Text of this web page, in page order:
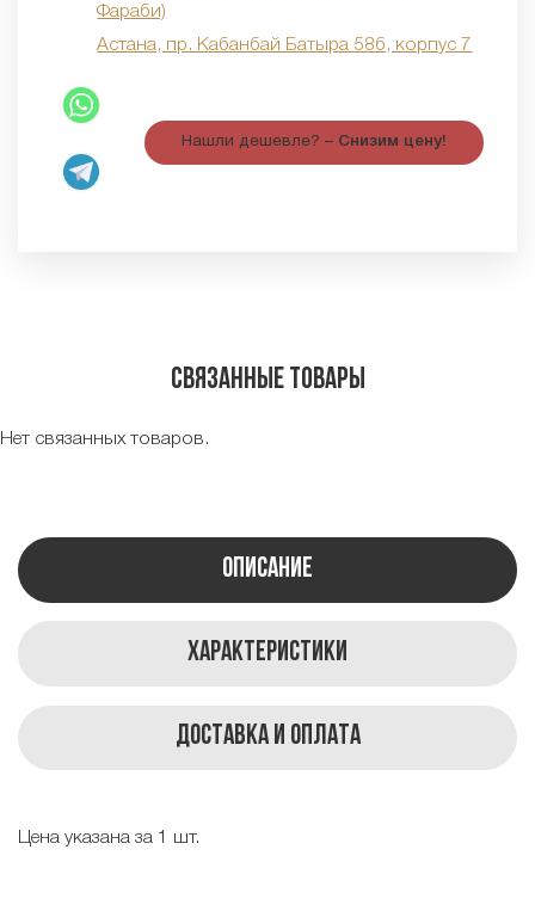
Фараби)
Астана, пр. Кабанбай Батыра 58б, корпус 7
Нашли дешевле? – Снизим цену!
Связанные товары
Нет связанных товаров.
Описание
Характеристики
Доставка и оплата
Цена указана за 1 шт.